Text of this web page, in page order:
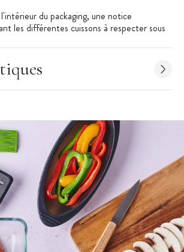
du packaging, une notice
les différentes cuissons à respecter sous
cuissons'affiche instantanément sur un
vous permettra de jouer sur la température
les remuant. Lethermomètre de cuisson
vous pourrez ranger votre
sans problème ! Les doubles sondes
et tiennent peu de place sur votre plan
tiroirs.
et rapidité sont au rendez-vous avec le
Mastrad ! Cet ustensile deviendra
pour tous les amateurs de grillades et de